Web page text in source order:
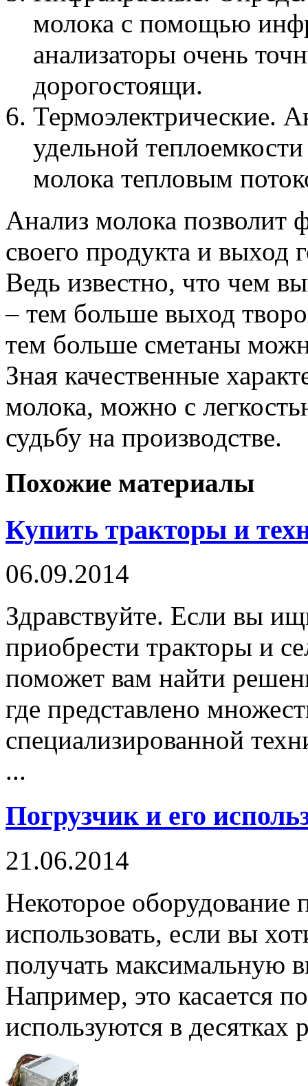
молока с помощью
анализаторы очень
дорогостоящи.
Термоэлектрические.
удельной
молока тепловым
Анализ молока позволит
своего продукта и выход
Ведь известно, что чем
– тем больше выход
тем больше сметаны
Зная качественные
молока, можно с
судьбу на производстве.
Похожие материалы
Купить тракторы и
06.09.2014
Здравствуйте. Если вы
приобрести тракторы и
поможет вам найти
где представлено
специализированной
...
Погрузчик и его
21.06.2014
Некоторое оборудование
использовать, если вы
получать максимальную
Например, это касается
используются в